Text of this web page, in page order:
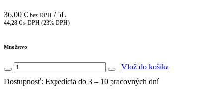
36,00 € bez DPH / 5L
44,28 € s DPH (23% DPH)
Množstvo
Vlož do košíka
Dostupnosť: Expedícia do 3 – 10 pracovných dní